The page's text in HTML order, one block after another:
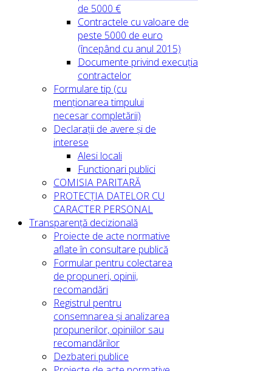
de 5000 €
Contractele cu valoare de
peste 5000 de euro
(începând cu anul 2015)
Documente privind execuția
contractelor
Formulare tip (cu
menționarea timpului
necesar completării)
Declarații de avere și de
interese
Alesi locali
Functionari publici
COMISIA PARITARĂ
PROTECȚIA DATELOR CU
CARACTER PERSONAL
Transparență decizională
Proiecte de acte normative
aflate în consultare publică
Formular pentru colectarea
de propuneri, opinii,
recomandări
Registrul pentru
consemnarea și analizarea
propunerilor, opiniilor sau
recomandărilor
Dezbateri publice